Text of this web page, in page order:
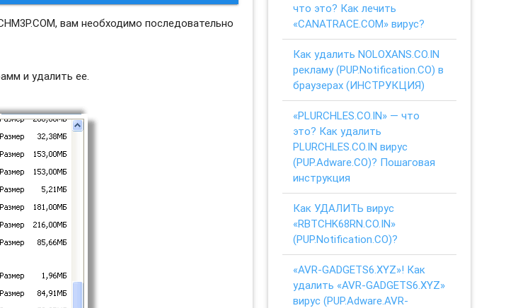
вам необходимо последовательно
и удалить ее.
что это? Как лечить
«CANATRACE.COM» вирус?
Как удалить NOLOXANS.CO.IN
рекламу (PUP.Notification.CO) в
браузерах (ИНСТРУКЦИЯ)
«PLURCHLES.CO.IN» — что
это? Как удалить
PLURCHLES.CO.IN вирус
(PUP.Adware.CO)? Пошаговая
инструкция
Как УДАЛИТЬ вирус
«RBTCHK68RN.CO.IN»
(PUP.Notification.CO)?
«AVR-GADGETS6.XYZ»! Как
удалить «AVR-GADGETS6.XYZ»
вирус (PUP.Adware.AVR-